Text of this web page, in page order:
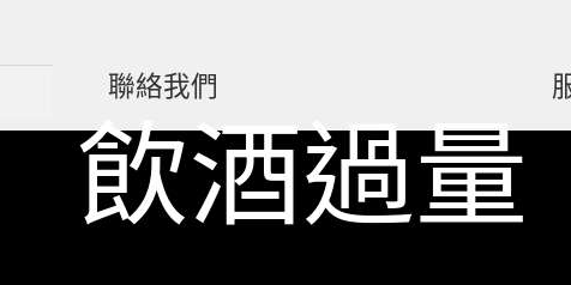
聯絡我們
一飲 Facebook
酒過量